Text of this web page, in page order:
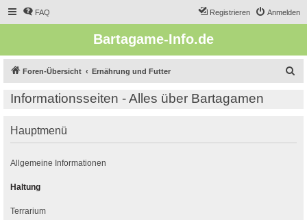
FAQ Anmelden
Registrieren
Bartagame-Info.de
Foren-Übersicht Ernährung und Futter
Informationsseiten - Alles über Bartagamen
Hauptmenü
Allgemeine Informationen
Haltung
Terrarium